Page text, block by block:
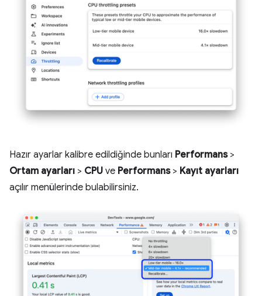
Hazır ayarlar kalibre edildiğinde bunları Performans>
Ortam ayarları > CPU ve Performans> Kayıt ayarları
açılır menülerinde bulabilirsiniz.